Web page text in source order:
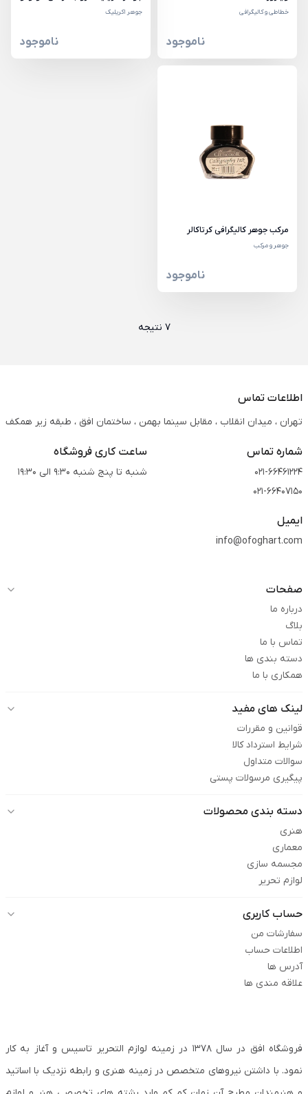
خطاطی و کالیگرافی
ناموجود
جوهر اکریلیک
ناموجود
مرکب جوهر کالیگرافی کرتاکالر
جوهر و مرکب
ناموجود
7 نتیجه
اطلاعات تماس
تهران ، میدان انقلاب ، مقابل سینما بهمن ، ساختمان افق ، طبقه زیر همکف
شماره تماس
021-66461224
021-66407150
ساعت کاری فروشگاه
شنبه تا پنج شنبه 9:30 الی 19:30
ایمیل
info@ofoghart.com
صفحات
درباره ما
بلاگ
تماس با ما
دسته بندی ها
همکاری با ما
لینک های مفید
قوانین و مقررات
شرایط استرداد کالا
سوالات متداول
پیگیری مرسولات پستی
دسته بندی محصولات
هنری
معماری
مجسمه سازی
لوازم تحریر
حساب کاربری
سفارشات من
اطلاعات حساب
آدرس ها
علاقه مندی ها
فروشگاه افق در سال ۱۳۷۸ در زمینه لوازم التحریر تاسیس و آغاز به کار
نمود. با داشتن نیروهای متخصص در زمینه هنری و رابطه نزدیک با اساتید